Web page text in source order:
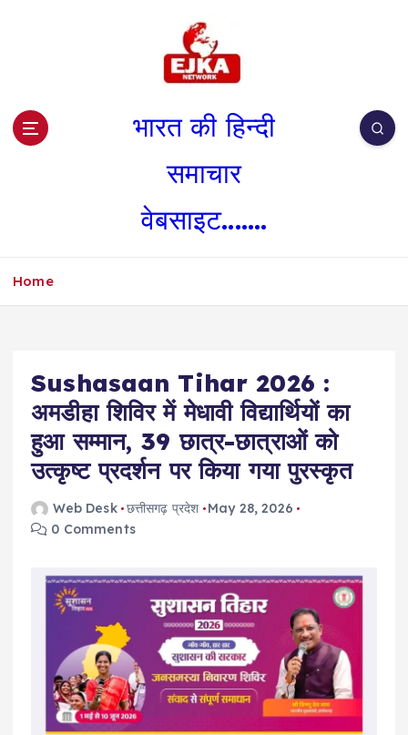
भारत की हिन्दी
समाचार
वेबसाइट.......
Home
Sushasaan Tihar 2026 :
अमडीहा शिविर में मेधावी विद्यार्थियों का
हुआ सम्मान, 39 छात्र-छात्राओं को
उत्कृष्ट प्रदर्शन पर किया गया पुरस्कृत
Web Desk छत्तीसगढ़ प्रदेश
May 28, 2026
0 Comments